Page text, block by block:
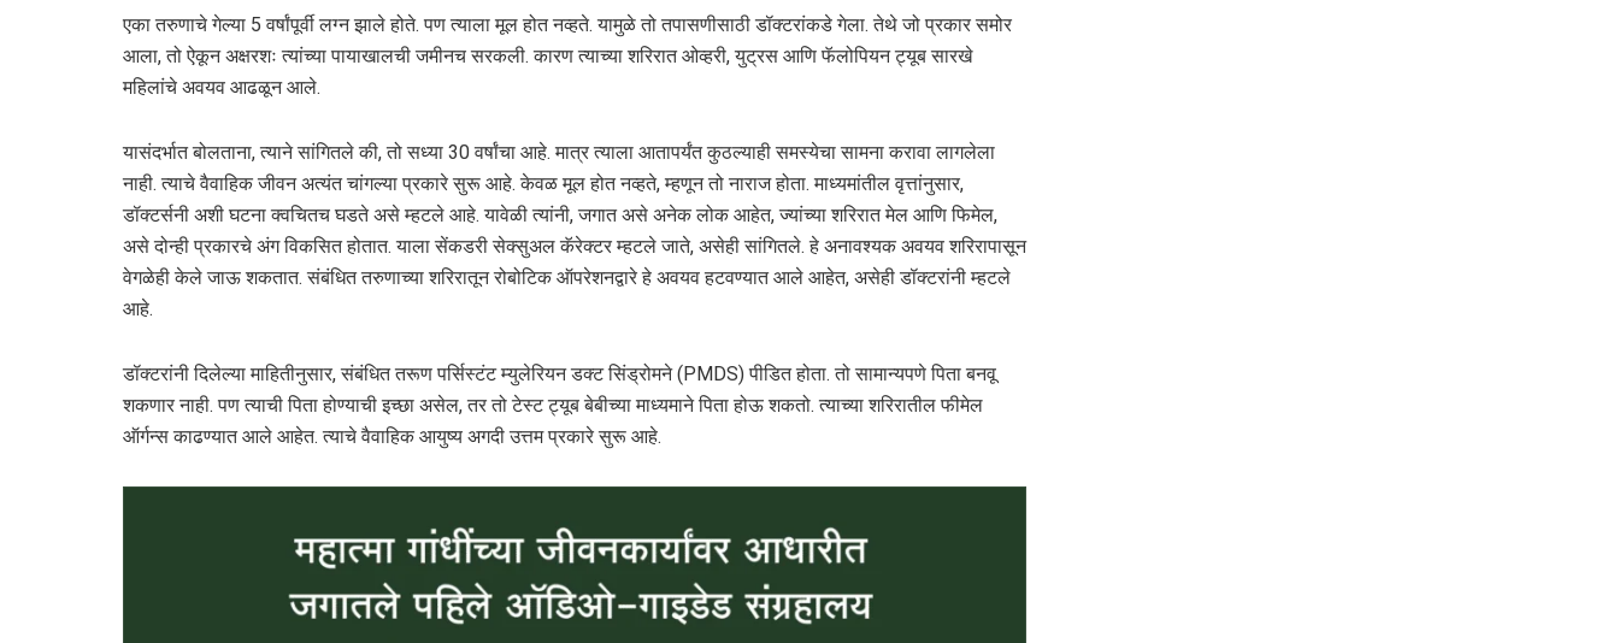
एका तरुणाचे गेल्या 5 वर्षांपूर्वी लग्न झाले होते. पण त्याला मूल होत नव्हते. यामुळे तो तपासणीसाठी डॉक्टरांकडे गेला. तेथे जो प्रकार समोर
आला, तो ऐकून अक्षरशः त्यांच्या पायाखालची जमीनच सरकली. कारण त्याच्या शरिरात ओव्हरी, युट्रस आणि फॅलोपियन ट्यूब सारखे
महिलांचे अवयव आढळून आले.
यासंदर्भात बोलताना, त्याने सांगितले की, तो सध्या 30 वर्षांचा आहे. मात्र त्याला आतापर्यंत कुठल्याही समस्येचा सामना करावा लागलेला
नाही. त्याचे वैवाहिक जीवन अत्यंत चांगल्या प्रकारे सुरू आहे. केवळ मूल होत नव्हते, म्हणून तो नाराज होता. माध्यमांतील वृत्तांनुसार,
डॉक्टर्सनी अशी घटना क्वचितच घडते असे म्हटले आहे. यावेळी त्यांनी, जगात असे अनेक लोक आहेत, ज्यांच्या शरिरात मेल आणि फिमेल,
असे दोन्ही प्रकारचे अंग विकसित होतात. याला सेंकडरी सेक्सुअल कॅरेक्टर म्हटले जाते, असेही सांगितले. हे अनावश्यक अवयव शरिरापासून
वेगळेही केले जाऊ शकतात. संबंधित तरुणाच्या शरिरातून रोबोटिक ऑपरेशनद्वारे हे अवयव हटवण्यात आले आहेत, असेही डॉक्टरांनी म्हटले
आहे.
डॉक्टरांनी दिलेल्या माहितीनुसार, संबंधित तरूण पर्सिस्टंट म्युलेरियन डक्ट सिंड्रोमने (PMDS) पीडित होता. तो सामान्यपणे पिता बनवू
शकणार नाही. पण त्याची पिता होण्याची इच्छा असेल, तर तो टेस्ट ट्यूब बेबीच्या माध्यमाने पिता होऊ शकतो. त्याच्या शरिरातील फीमेल
ऑर्गन्स काढण्यात आले आहेत. त्याचे वैवाहिक आयुष्य अगदी उत्तम प्रकारे सुरू आहे.